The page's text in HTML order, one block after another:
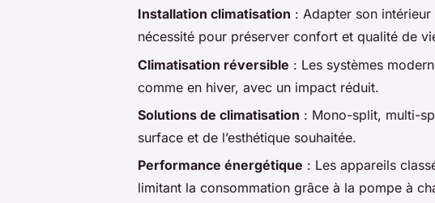
Installation climatisation : Adapter son
nécessité pour préserver confort et qualité de
Climatisation réversible : Les systèmes
comme en hiver, avec un impact réduit.
Solutions de climatisation : Mono-split, multi-
surface et de l’esthétique souhaitée.
Performance énergétique : Les appareils
limitant la consommation grâce à la pompe à